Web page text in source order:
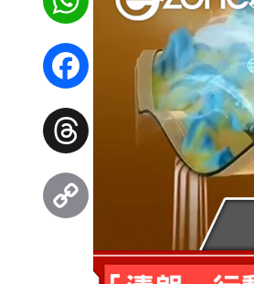
WhatsApp
Facebook
Threads
Link